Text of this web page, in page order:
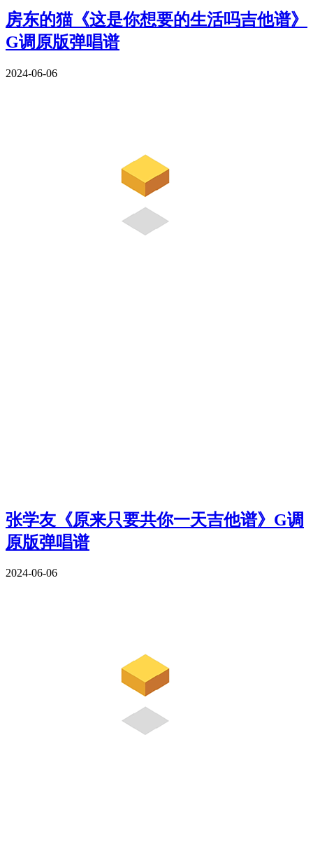
房东的猫《这是你想要的生活吗吉他谱》
G调原版弹唱谱
2024-06-06
张学友《原来只要共你一天吉他谱》G调
原版弹唱谱
2024-06-06